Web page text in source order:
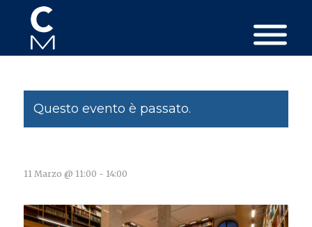
Questo evento è passato.
11 Marzo @ 11:00 - 14:00